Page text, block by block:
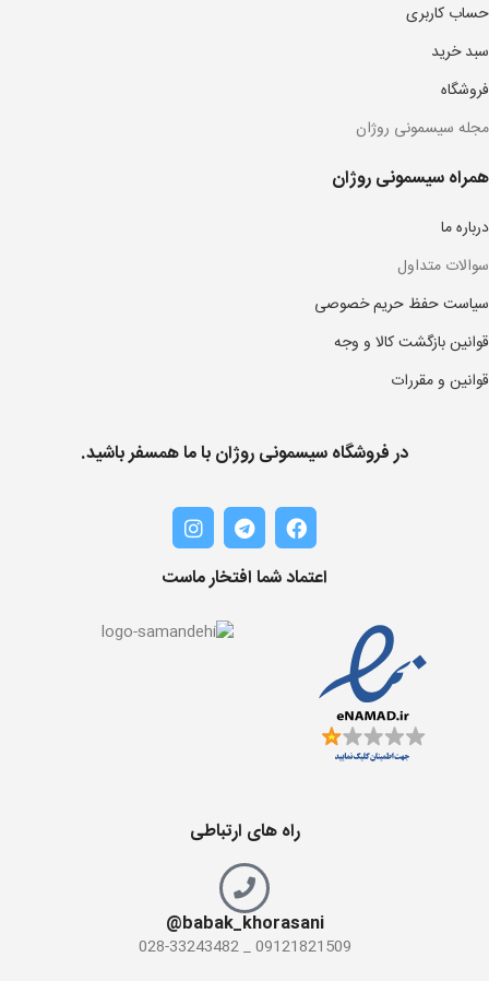
حساب کاربری
سبد خرید
فروشگاه
مجله سیسمونی روژان
همراه سیسمونی روژان
درباره ما
سوالات متداول
سیاست حفظ حریم خصوصی
قوانین بازگشت کالا و وجه
قوانین و مقررات
در فروشگاه سیسمونی روژان با ما همسفر باشید.
اعتماد شما افتخار ماست
راه های ارتباطی
babak_khorasani@
09121821509 _ 028-33243482